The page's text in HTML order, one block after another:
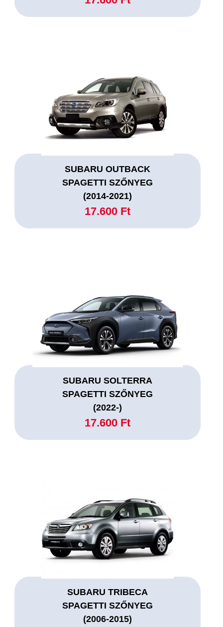
SUBARU OUTBACK
SPAGETTI SZŐNYEG
(2014-2021)
17.600 Ft
SUBARU SOLTERRA
SPAGETTI SZŐNYEG
(2022-)
17.600 Ft
SUBARU TRIBECA
SPAGETTI SZŐNYEG
(2006-2015)